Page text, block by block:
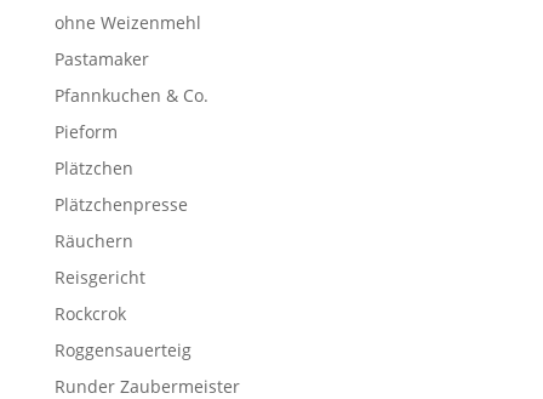
ohne Weizenmehl
Pastamaker
Pfannkuchen & Co.
Pieform
Plätzchen
Plätzchenpresse
Räuchern
Reisgericht
Rockcrok
Roggensauerteig
Runder Zaubermeister